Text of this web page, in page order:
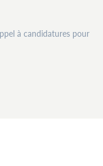
à candidatures pour